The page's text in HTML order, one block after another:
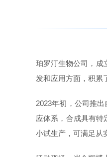
珀罗汀生物公司，成
发和应用方面，积累
2023年初，公司推
应体系，合成具有特
小试生产，可满足从